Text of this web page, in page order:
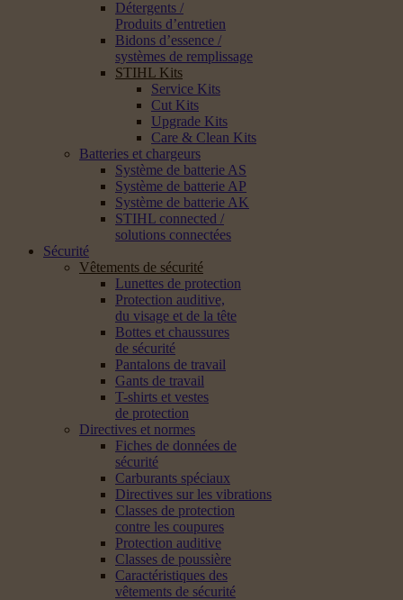
Détergents /
Produits d’entretien
Bidons d’essence /
systèmes de remplissage
STIHL Kits
Service Kits
Cut Kits
Upgrade Kits
Care & Clean Kits
Batteries et chargeurs
Système de batterie AS
Système de batterie AP
Système de batterie AK
STIHL connected /
solutions connectées
Sécurité
Vêtements de sécurité
Lunettes de protection
Protection auditive,
du visage et de la tête
Bottes et chaussures
de sécurité
Pantalons de travail
Gants de travail
T-shirts et vestes
de protection
Directives et normes
Fiches de données de
sécurité
Carburants spéciaux
Directives sur les vibrations
Classes de protection
contre les coupures
Protection auditive
Classes de poussière
Caractéristiques des
vêtements de sécurité